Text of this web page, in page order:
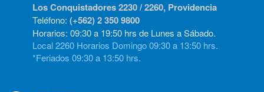
Los Conquistadores 2230 / 2260, Providencia
Teléfono: (+562) 2 350 9800
Horarios: 09:30 a 19:50 hrs de Lunes a Sábado.
Local 2260 Horarios Domingo 09:30 a 13:50 hrs.
*Feriados 09:30 a 13:50 hrs.